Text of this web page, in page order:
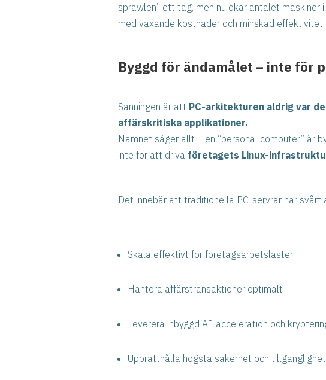
sprawlen” ett tag, men nu ökar antalet maskiner
med växande kostnader och minskad effektivitet
Byggd för ändamålet – inte för
Sanningen är att PC-arkitekturen aldrig var
affärskritiska applikationer.
Namnet säger allt – en “personal computer” är
inte för att driva företagets Linux-
Det innebär att traditionella PC-servrar har svårt
Skala effektivt för företagsarbetslaster
Hantera affärstransaktioner optimalt
Leverera inbyggd AI-acceleration och
Upprätthålla högsta säkerhet och tillgänglighet